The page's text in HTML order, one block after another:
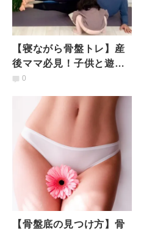
【寝ながら骨盤トレ】産
後ママ必見！子供と遊び
ながら手抜きでむくみを
0
【骨盤底の見つけ方】骨